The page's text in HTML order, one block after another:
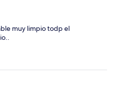
muy limpio todp el